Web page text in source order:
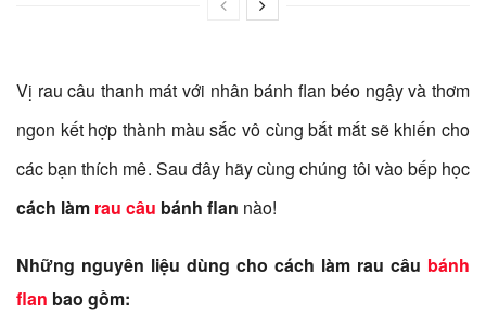
Vị rau câu thanh mát với nhân bánh flan béo ngậy và thơm
ngon kết hợp thành màu sắc vô cùng bắt mắt sẽ khiến cho
các bạn thích mê. Sau đây hãy cùng chúng tôi vào bếp học
cách làm rau câu bánh flan nào!
Những nguyên liệu dùng cho cách làm rau câu bánh
flan bao gồm: